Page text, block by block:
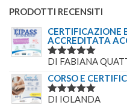
PRODOTTI RECENSITI
CERTIFICAZIONE
ACCREDITATA
VALUTATO
DI FABIANA
CORSO E
VALUTATO
DI IOLANDA